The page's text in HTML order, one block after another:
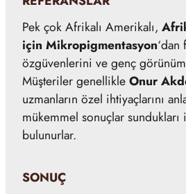
Pek çok Afrikalı Amerikalı,
için Mikropigmentasyon‘dan
özgüvenlerini ve genç
Müşteriler genellikleOnur
uzmanların özel ihtiyaçlarını
mükemmel sonuçlar
bulunurlar.
SONUÇ